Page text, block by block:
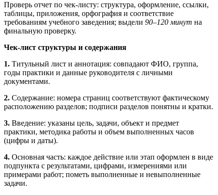
Проверь отчет по чек‑листу: структура, оформление, ссылки,
таблицы, приложения, орфография и соответствие
требованиям учебного заведения; выдели 90–120 минут на
финальную проверку.
Чек‑лист структуры и содержания
1. Титульный лист и аннотация: совпадают ФИО, группа,
годы практики и данные руководителя с личными
документами.
2. Содержание: номера страниц соответствуют фактическому
расположению разделов; подписи разделов понятны и кратки.
3. Введение: указаны цель, задачи, объект и предмет
практики, методика работы и объем выполненных часов
(цифры и даты).
4. Основная часть: каждое действие или этап оформлен в виде
подпункта с результатами, цифрами, измерениями или
примерами работ; пометь выполненные и невыполненные
задачи.